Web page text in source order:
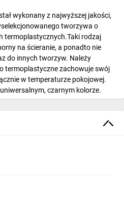
wykonany z najwyższej jakości,
tworzywa o
termoplastycznych.Taki rodzaj
na ścieranie, a ponadto nie
do innych tworzyw. Należy
termoplastyczne zachowuje swój
w temperaturze pokojowej.
czarnym kolorze.
jest równa 50 metrów. Ten
jest równa 230 V.